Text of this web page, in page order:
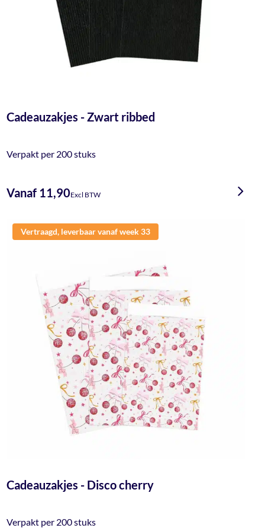
Cadeauzakjes - Zwart ribbed
Verpakt per 200 stuks
Vanaf 11,90Excl BTW
Vertraagd, leverbaar vanaf week 33
Cadeauzakjes - Disco cherry
Verpakt per 200 stuks